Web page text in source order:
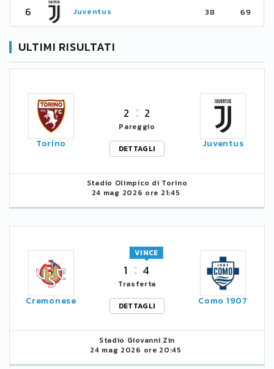
6 Juventus 38 69
ULTIMI RISULTATI
Torino
2 2
Pareggio
DETTAGLI
Juventus
Stadio Olimpico di Torino
24 mag 2026 ore 21:45
Cremonese
1 4
VINCE
Trasferta
DETTAGLI
Como 1907
Stadio Giovanni Zin
24 mag 2026 ore 20:45